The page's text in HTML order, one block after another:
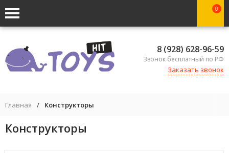
0
8 (928) 628-96-59
Звонок бесплатный по РФ
Заказать звонок
Главная / Конструкторы
Конструкторы